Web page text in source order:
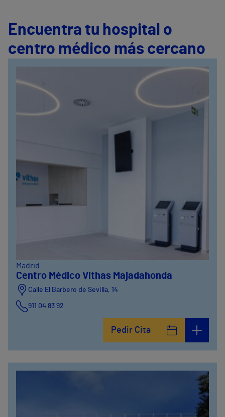
Encuentra tu hospital o
centro médico más cercano
Madrid
Centro Médico Vithas Majadahonda
Calle El Barbero de Sevilla, 14
911 04 83 92
Pedir Cita